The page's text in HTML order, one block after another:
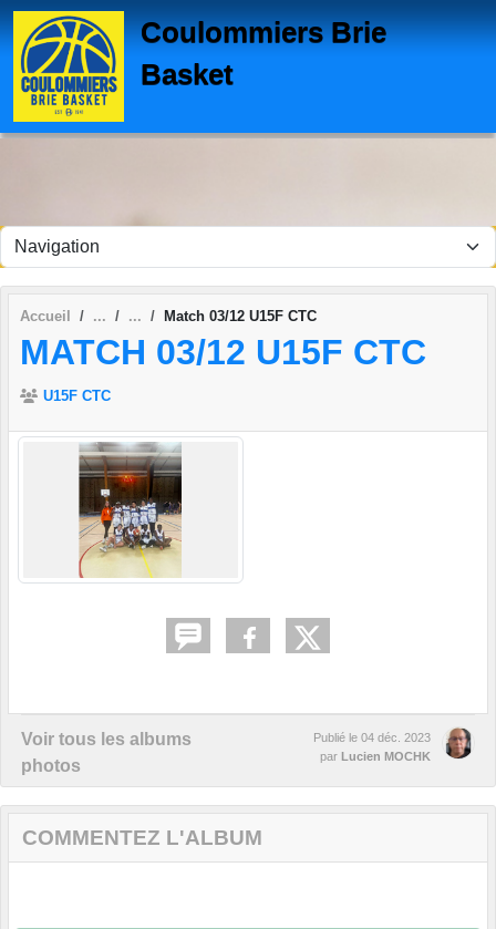
Coulommiers Brie
Basket
Accueil Match 03/12 U15F CTC
MATCH 03/12 U15F CTC
U15F CTC
Voir tous les albums
photos
Publié le 04 déc. 2023
par
Lucien MOCHK
COMMENTEZ L'ALBUM
Panneau de gestion des cookies